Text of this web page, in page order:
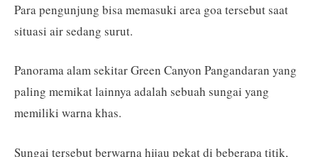
Para pengunjung bisa memasuki area goa tersebut saat
situasi air sedang surut.
Panorama alam sekitar Green Canyon Pangandaran yang
paling memikat lainnya adalah sebuah sungai yang
memiliki warna khas.
Sungai tersebut berwarna hijau pekat di beberapa titik,